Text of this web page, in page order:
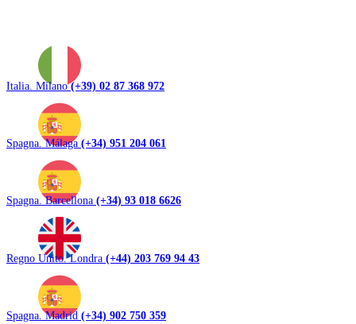
Italia. Milano(+39) 02 87 368 972
Spagna. Málaga (+34) 951 204 061
Spagna. Barcellona (+34) 93 018 6626
Regno Unito. Londra (+44) 203 769 94 43
Spagna. Madrid (+34) 902 750 359